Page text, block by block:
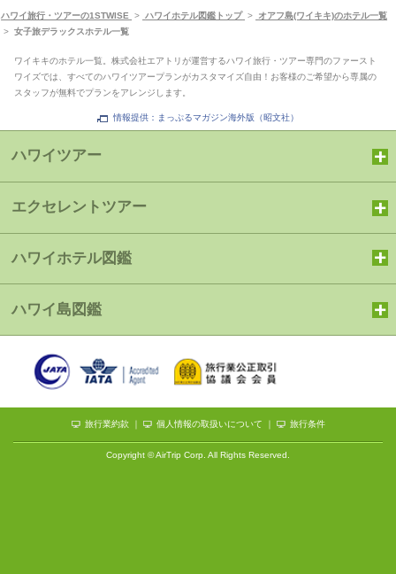
ハワイ旅行・ツアーの1STWISE > ハワイホテル図鑑トップ >
オアフ島(ワイキキ)のホテル一覧
>女子旅デラックスホテル一覧
ワイキキのホテル一覧。株式会社エアトリが運営するハワイ旅行・ツアー専門のファースト
ワイズでは、すべてのハワイツアープランがカスタマイズ自由！お客様のご希望から専属の
スタッフが無料でプランをアレンジします。
情報提供：まっぷるマガジン海外版（昭文社）
ハワイツアー
エクセレントツアー
ハワイホテル図鑑
ハワイ島図鑑
旅行業約款｜ 個人情報の取扱いについて ｜ 旅行条件
Copyright © AirTrip Corp. All Rights Reserved.